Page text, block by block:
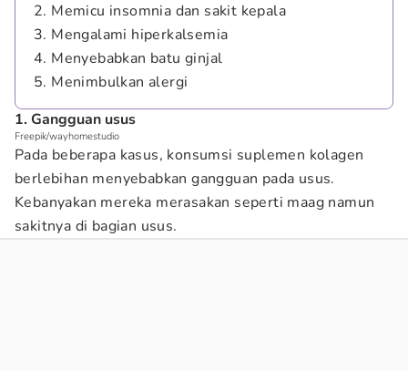
2. Memicu insomnia dan sakit kepala
3. Mengalami hiperkalsemia
4. Menyebabkan batu ginjal
5. Menimbulkan alergi
1. Gangguan usus
Freepik/wayhomestudio
Pada beberapa kasus, konsumsi suplemen kolagen
berlebihan menyebabkan gangguan pada usus.
Kebanyakan mereka merasakan seperti maag namun
sakitnya di bagian usus.